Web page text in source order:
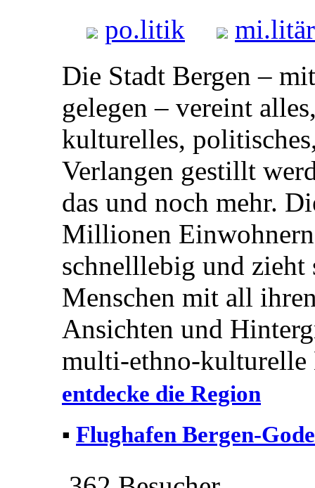
po.litik mi.litär
Die Stadt Bergen –
gelegen – vereint
kulturelles,
Verlangen gestillt
das und noch mehr.
Millionen
schnelllebig und zieht
Menschen mit all
Ansichten und
multi-ethno-kulturelle
entdecke die Region
▪ Flughafen Bergen-